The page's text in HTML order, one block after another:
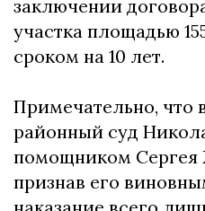
заключении
участка площадью
сроком на 10 лет.
Примечательно, что
районный суд
помощником Сергея
признав его